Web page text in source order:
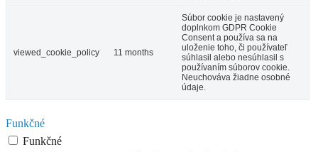
viewed_cookie_policy 11 months
Súbor cookie je nastavený
doplnkom GDPR Cookie
Consent a používa sa na
uloženie toho, či používateľ
súhlasil alebo nesúhlasil s
používaním súborov cookie.
Neuchováva žiadne osobné
údaje.
Funkčné
Funkčné